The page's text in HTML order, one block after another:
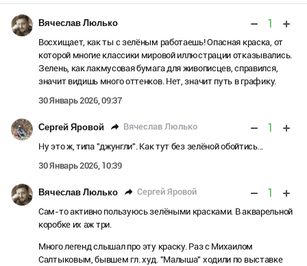
Вячеслав Люлько 1
Восхищает, как ты с зелёным работаешь! Опасная краска, от
которой многие классики мировой иллюстрации отказывались.
Зелень, как лакмусовая бумага для живописцев, справился,
значит видишь много оттенков. Нет, значит путь в графику.
30 Январь 2026, 09:37
Сергей Яровой Вячеслав Люлько 1
Ну это ж, типа "джунгли". Как тут без зелёной обойтись...
30 Январь 2026, 10:39
Вячеслав Люлько Сергей Яровой 1
Сам-то активно пользуюсь зелёными красками. В акварельной
коробке их аж три.
Много легенд слышал про эту краску. Раз с Михаилом
Салтыковым, бывшем гл. худ. "Малыша" ходили по выставке